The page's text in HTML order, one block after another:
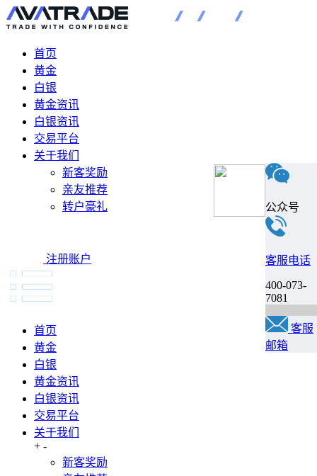
首页
黄金
白银
黄金资讯
白银资讯
交易平台
关于我们
新客奖励
亲友推荐
转户豪礼
注册账户
首页
黄金
白银
黄金资讯
白银资讯
交易平台
关于我们
+ -
新客奖励
公众号
客服电话
400-073-
7081
客服
邮箱